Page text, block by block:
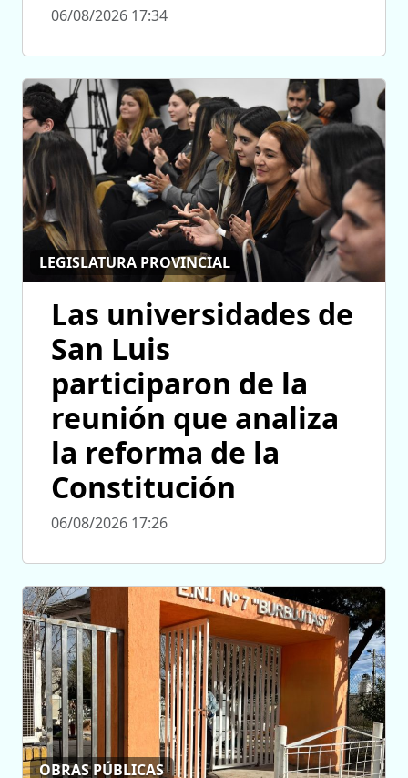
06/08/2026 17:34
LEGISLATURA PROVINCIAL
Las universidades de
San Luis
participaron de la
reunión que analiza
la reforma de la
Constitución
06/08/2026 17:26
OBRAS PÚBLICAS